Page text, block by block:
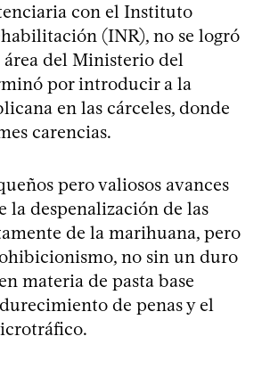
con el Instituto
(INR), no se logró
área del Ministerio del
por introducir a la
en las cárceles, donde
carencias.
pero valiosos avances
la despenalización de las
de la marihuana, pero
no sin un duro
materia de pasta base
de penas y el